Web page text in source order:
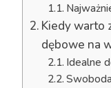
Kiedy warto
dębowe na
Idealne